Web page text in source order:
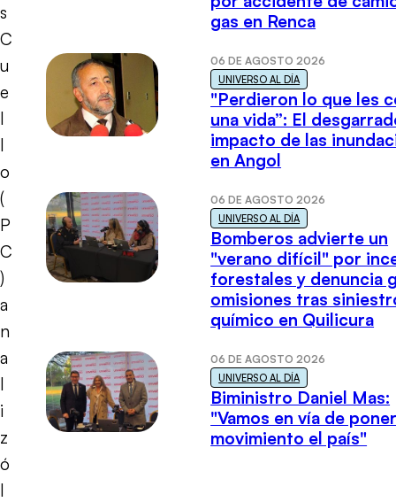
s
C
u
e
l
l
o
(
P
C
)
a
n
a
l
i
z
ó
l
gas en Renca
06 DE AGOSTO 2026
UNIVERSO AL DÍA
"Perdieron lo que les
una vida”: El
impacto de las
en Angol
06 DE AGOSTO 2026
UNIVERSO AL DÍA
Bomberos advierte un
"verano difícil" por
forestales y denuncia
omisiones tras
químico en Quilicura
06 DE AGOSTO 2026
UNIVERSO AL DÍA
Biministro Daniel Mas:
"Vamos en vía de
movimiento el país"